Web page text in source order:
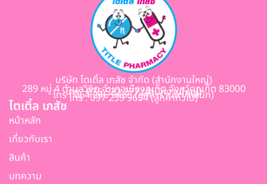
กิจกรรมดีๆแบบนี้ในโอกาสถัดไป
บริษัท ไตเติ้ล เภสัช จำกัด (สำนักงานใหญ่)
289 หมู่ 4 ตำบลวิชิต อำเภอเมืองภูเก็ต จังหวัดภูเก็ต 83000
โทร : 076 522 277 (สำนักงานใหญ่)
โทร : 064 246 9465 (ลูกค้าร้านยา/คลินิก)
โทร : 097 239 9654 (ลูกค้าทั่วไป)
ไตเติ้ล เภสัช
หน้าหลัก
เกี่ยวกับเรา
สินค้า
บทความ